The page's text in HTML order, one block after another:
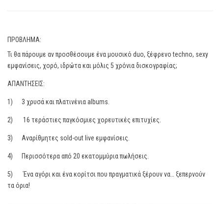
ΠΡΟΒΛΗΜΑ:
Τι θα πάρουμε αν προσθέσουμε ένα μουσικό duo, ξέφρενο techno, sexy
εμφανίσεις, χορό, ιδρώτα και μόλις 5 χρόνια δισκογραφίας;
ΑΠΑΝΤΗΣΕΙΣ:
1) 3 χρυσά και πλατινένια albums.
2) 16 τεράστιες παγκόσμιες χορευτικές επιτυχίες.
3) Αναρίθμητες sold-out live εμφανίσεις.
4) Περισσότερα από 20 εκατομμύρια πωλήσεις.
5) Ένα αγόρι και ένα κορίτσι που πραγματικά ξέρουν να… ξεπερνούν
τα όρια!